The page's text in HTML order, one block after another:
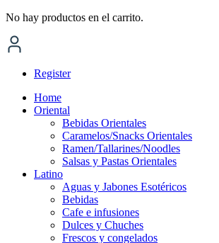
No hay productos en el carrito.
Register
Home
Oriental
Bebidas Orientales
Caramelos/Snacks Orientales
Ramen/Tallarines/Noodles
Salsas y Pastas Orientales
Latino
Aguas y Jabones Esotéricos
Bebidas
Cafe e infusiones
Dulces y Chuches
Frescos y congelados